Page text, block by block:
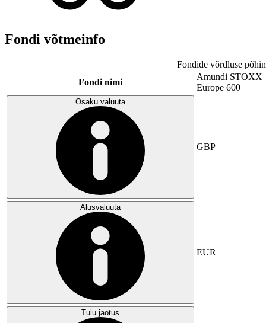
Fondi võtmeinfo
Fondide võrdluse
Fondi nimi
Amundi STOXX
Europe 600
Osaku valuuta
GBP
Alusvaluuta
EUR
Tulu jaotus